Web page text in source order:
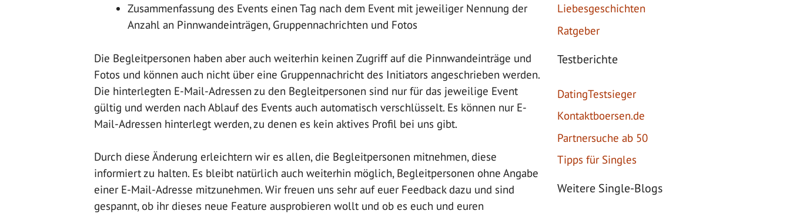
Zusammenfassung des Events einen Tag nach dem Event mit jeweiliger Nennung der
Anzahl an Pinnwandeinträgen, Gruppennachrichten und Fotos
Die Begleitpersonen haben aber auch weiterhin keinen Zugriff auf die Pinnwandeinträge und
Fotos und können auch nicht über eine Gruppennachricht des Initiators angeschrieben werden.
Die hinterlegten E-Mail-Adressen zu den Begleitpersonen sind nur für das jeweilige Event
gültig und werden nach Ablauf des Events auch automatisch verschlüsselt. Es können nur E-
Mail-Adressen hinterlegt werden, zu denen es kein aktives Profil bei uns gibt.
Durch diese Änderung erleichtern wir es allen, die Begleitpersonen mitnehmen, diese
informiert zu halten. Es bleibt natürlich auch weiterhin möglich, Begleitpersonen ohne Angabe
einer E-Mail-Adresse mitzunehmen. Wir freuen uns sehr auf euer Feedback dazu und sind
gespannt, ob ihr dieses neue Feature ausprobieren wollt und ob es euch und euren
Liebesgeschichten
Ratgeber
Testberichte
DatingTestsieger
Kontaktboersen.de
Partnersuche ab 50
Tipps für Singles
Weitere Single-Blogs